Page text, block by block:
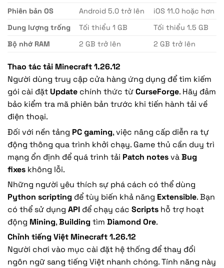
Phiên bản OS
Android 5.0 trở lên
iOS 11.0 hoặc hơn
Dung lượng trống
Tối thiểu 1 GB
Tối thiểu 1.5 GB
Bộ nhớ RAM
2 GB trở lên 2 GB trở lên
Thao tác tải Minecraft 1.26.12
Người dùng truy cập cửa hàng ứng dụng để tìm kiếm
gói cài đặt Update chính thức từCurseForge. Hãy đảm
bảo kiểm tra mã phiên bản trước khi tiến hành tải về
điện thoại.
Đối với nền tảng PC gaming, việc nâng cấp diễn ra tự
động thông qua trình khởi chạy. Game thủ cần duy trì
mạng ổn định để quá trình tải Patch notesvàBug
fixes không lỗi.
Những người yêu thích sự phá cách có thể dùng
Python scripting để tùy biến khả năng Extensible. Bạn
có thể sử dụng API để chạy các Scripts hỗ trợ hoạt
động Mining,Buildingtìm Diamond Ore.
Chỉnh tiếng Việt Minecraft 1.26.12
Người chơi vào mục cài đặt hệ thống để thay đổi
ngôn ngữ sang tiếng Việt nhanh chóng. Tính năng này